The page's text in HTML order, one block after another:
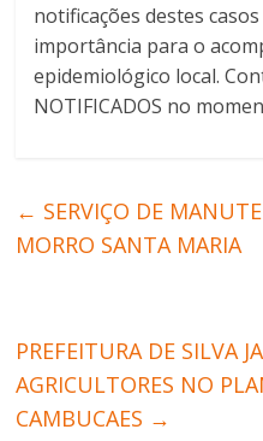
notificações destes
importância para o
epidemiológico local.
NOTIFICADOS no
← SERVIÇO DE
MORRO SANTA MARIA
PREFEITURA DE SILVA
AGRICULTORES NO
CAMBUCAES →